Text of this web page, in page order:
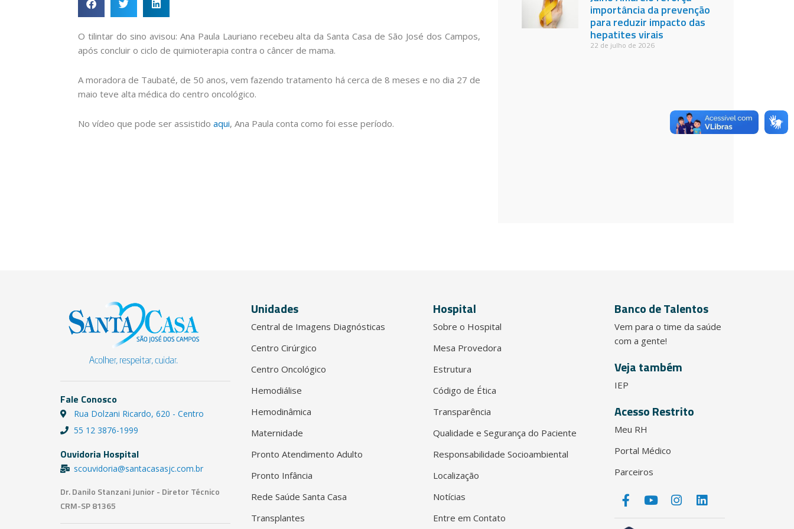
O tilintar do sino avisou: Ana Paula Lauriano recebeu alta da Santa Casa de São José dos Campos,
após concluir o ciclo de quimioterapia contra o câncer de mama.
A moradora de Taubaté, de 50 anos, vem fazendo tratamento há cerca de 8 meses e no dia 27 de
maio teve alta médica do centro oncológico.
No vídeo que pode ser assistido aqui, Ana Paula conta como foi esse período.
importância da prevenção
para reduzir impacto das
hepatites virais
22 de julho de 2026
Fale Conosco
Rua Dolzani Ricardo, 620 - Centro
55 12 3876-1999
Ouvidoria Hospital
scouvidoria@santacasasjc.com.br
Dr. Danilo Stanzani Junior - Diretor Técnico
CRM-SP 81365
Unidades
Central de Imagens Diagnósticas
Centro Cirúrgico
Centro Oncológico
Hemodiálise
Hemodinâmica
Maternidade
Pronto Atendimento Adulto
Pronto Infância
Rede Saúde Santa Casa
Transplantes
Hospital
Sobre o Hospital
Mesa Provedora
Estrutura
Código de Ética
Transparência
Qualidade e Segurança do Paciente
Responsabilidade Socioambiental
Localização
Notícias
Entre em Contato
Banco de Talentos
Vem para o time da saúde
com a gente!
Veja também
IEP
Acesso Restrito
Meu RH
Portal Médico
Parceiros